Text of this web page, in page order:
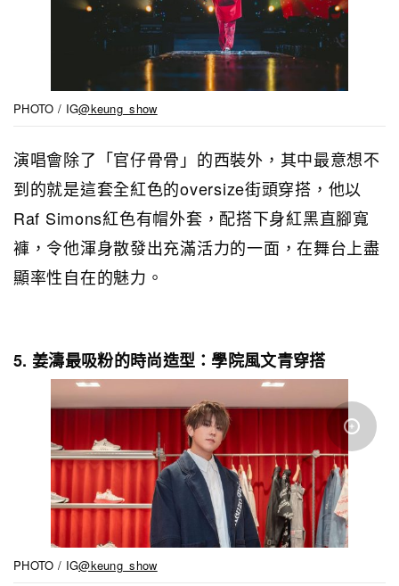
PHOTO / IG@keung_show
演唱會除了「官仔骨骨」的西裝外，其中最意想不
到的就是這套全紅色的oversize街頭穿搭，他以
Raf Simons紅色有帽外套，配搭下身紅黑直腳寬
褲，令他渾身散發出充滿活力的一面，在舞台上盡
顯率性自在的魅力。
5. 姜濤最吸粉的時尚造型：學院風文青穿搭
PHOTO / IG@keung_show